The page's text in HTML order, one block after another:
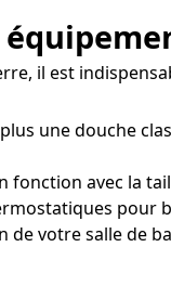
il est
une douche
fonction avec la
pour
votre salle de